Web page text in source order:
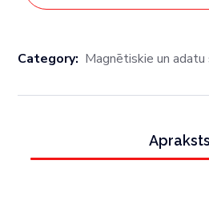
Category: Magnētiskie un
Apraksts